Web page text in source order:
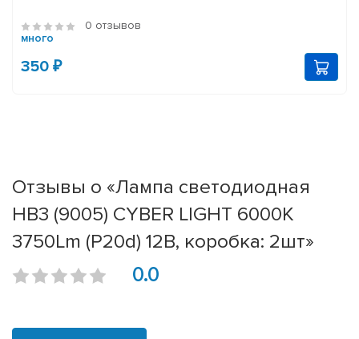
0 отзывов
много
350 ₽
Отзывы о «Лампа светодиодная
HB3 (9005) CYBER LIGHT 6000K
3750Lm (P20d) 12В, коробка: 2шт»
0.0